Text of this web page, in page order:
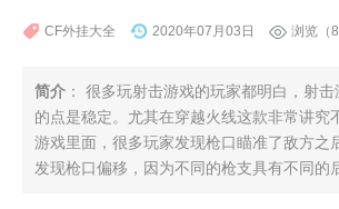
CF外挂大全 2020年07月03日 浏览（
简介 ： 很多玩射击游戏的玩家都明白，射
的点是稳定。尤其在穿越火线这款非常讲究
游戏里面，很多玩家发现枪口瞄准了敌方之
发现枪口偏移，因为不同的枪支具有不同的